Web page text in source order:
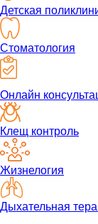
Детская
Стоматология
Онлайн
Клещ контроль
Жизнелогия
Дыхательная